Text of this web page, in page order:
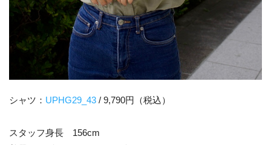
シャツ： UPHG29_43 / 9,790円（税込）
スタッフ身長 156cm